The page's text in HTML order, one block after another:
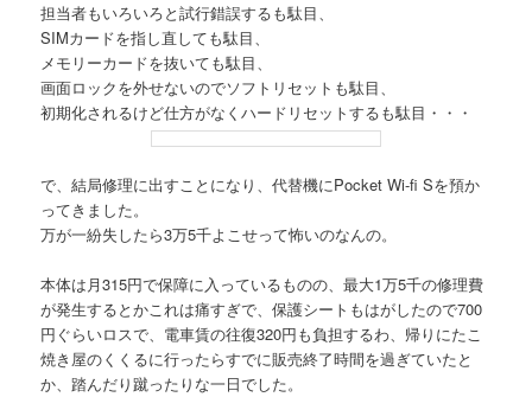
担当者もいろいろと試行錯誤するも駄目、
SIMカードを指し直しても駄目、
メモリーカードを抜いても駄目、
画面ロックを外せないのでソフトリセットも駄目、
初期化されるけど仕方がなくハードリセットするも駄目・・・
で、結局修理に出すことになり、代替機にPocket Wi-fi Sを預か
ってきました。
万が一紛失したら3万5千よこせって怖いのなんの。
本体は月315円で保障に入っているものの、最大1万5千の修理費
が発生するとかこれは痛すぎで、保護シートもはがしたので700
円ぐらいロスで、電車賃の往復320円も負担するわ、帰りにたこ
焼き屋のくくるに行ったらすでに販売終了時間を過ぎていたと
か、踏んだり蹴ったりな一日でした。